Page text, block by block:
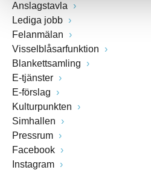
Anslagstavla
Lediga jobb
Felanmälan
Visselblåsarfunktion
Blankettsamling
E-tjänster
E-förslag
Kulturpunkten
Simhallen
Pressrum
Facebook
Instagram